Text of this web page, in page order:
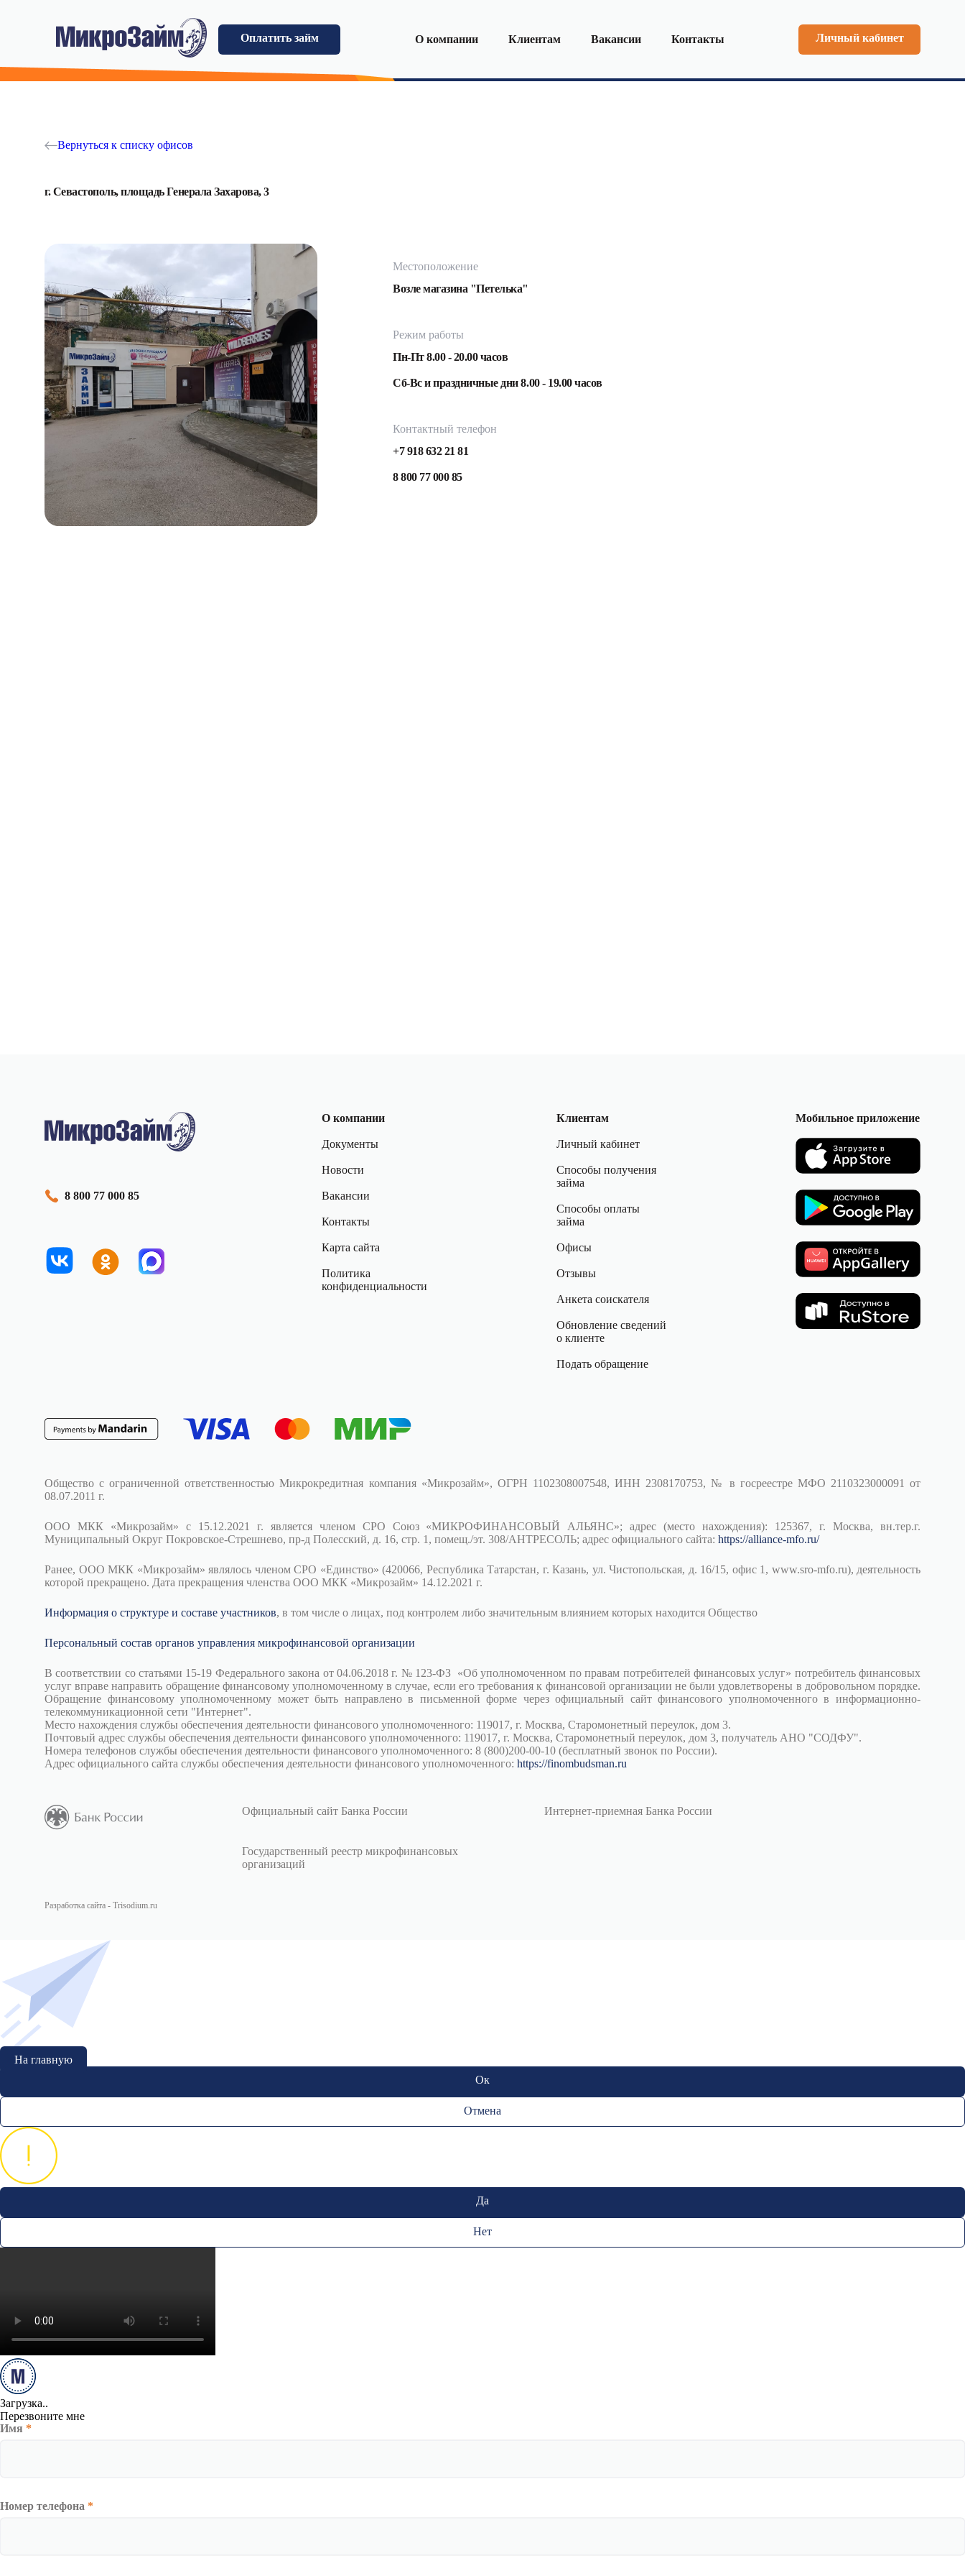
Оплатить займ О компании Клиентам Вакансии Контакты Личный кабинет
Вернуться к списку офисов
г. Севастополь, площадь Генерала Захарова, 3
Местоположение
Возле магазина "Петелька"
Режим работы
Пн-Пт 8.00 - 20.00 часов
Сб-Вс и праздничные дни 8.00 - 19.00 часов
Контактный телефон
+7 918 632 21 81
8 800 77 000 85
8 800 77 000 85
О компании
Документы
Новости
Вакансии
Контакты
Карта сайта
Политика
конфиденциальности
Клиентам
Личный кабинет
Способы получения
займа
Способы оплаты
займа
Офисы
Отзывы
Анкета соискателя
Обновление сведений
о клиенте
Подать обращение
Мобильное приложение
Общество с ограниченной ответственностью Микрокредитная компания «Микрозайм», ОГРН 1102308007548, ИНН 2308170753, № в госреестре МФО 2110323000091 от
08.07.2011 г.
ООО МКК «Микрозайм» с 15.12.2021 г. является членом СРО Союз «МИКРОФИНАНСОВЫЙ АЛЬЯНС»; адрес (место нахождения): 125367, г. Москва, вн.тер.г.
Муниципальный Округ Покровское-Стрешнево, пр-д Полесский, д. 16, стр. 1, помещ./эт. 308/АНТРЕСОЛЬ; адрес официального сайта: https://alliance-mfo.ru/
Ранее, ООО МКК «Микрозайм» являлось членом СРО «Единство» (420066, Республика Татарстан, г. Казань, ул. Чистопольская, д. 16/15, офис 1, www.sro-mfo.ru), деятельность
которой прекращено. Дата прекращения членства ООО МКК «Микрозайм» 14.12.2021 г.
Информация о структуре и составе участников, в том числе о лицах, под контролем либо значительным влиянием которых находится Общество
Персональный состав органов управления микрофинансовой организации
В соответствии со статьями 15-19 Федерального закона от 04.06.2018 г. № 123-ФЗ «Об уполномоченном по правам потребителей финансовых услуг» потребитель финансовых
услуг вправе направить обращение финансовому уполномоченному в случае, если его требования к финансовой организации не были удовлетворены в добровольном порядке.
Обращение финансовому уполномоченному может быть направлено в письменной форме через официальный сайт финансового уполномоченного в информационно-
телекоммуникационной сети "Интернет".
Место нахождения службы обеспечения деятельности финансового уполномоченного: 119017, г. Москва, Старомонетный переулок, дом 3.
Почтовый адрес службы обеспечения деятельности финансового уполномоченного: 119017, г. Москва, Старомонетный переулок, дом 3, получатель АНО "СОДФУ".
Номера телефонов службы обеспечения деятельности финансового уполномоченного: 8 (800)200-00-10 (бесплатный звонок по России).
Адрес официального сайта службы обеспечения деятельности финансового уполномоченного: https://finombudsman.ru
Официальный сайт Банка России
Государственный реестр микрофинансовых
организаций
Интернет-приемная Банка России
Разработка сайта - Trisodium.ru
На главную
Ок
Отмена
Да
Нет
Загрузка..
Перезвоните мне
Имя *
Номер телефона *